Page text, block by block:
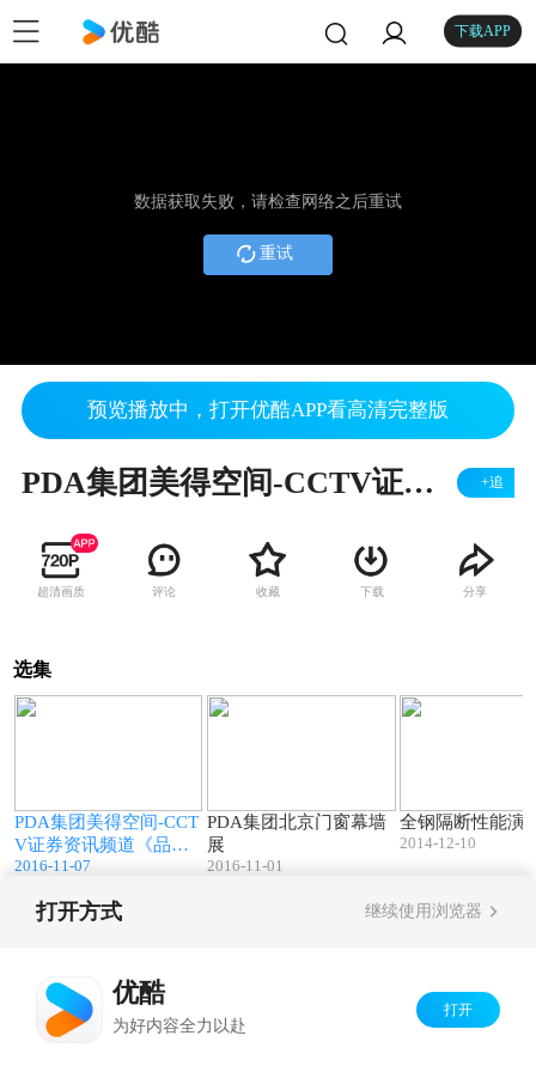
下载APP
数据获取失败，请检查网络之后重试
重试
预览播放中，打开优酷APP看高清完整版
PDA集团美得空间-CCTV证券资讯频道《品牌力量》 +追
超清画质 评论 收藏 下载 分享
选集
PDA集团美得空间-CCT
V证券资讯频道《品牌
力量》
2016-11-07
PDA集团北京门窗幕墙
展
2016-11-01
全钢隔断性能演
2014-12-10
打开方式 继续使用浏览器
优酷
为好内容全力以赴
打开